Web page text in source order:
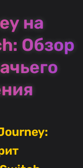
на
Обзор